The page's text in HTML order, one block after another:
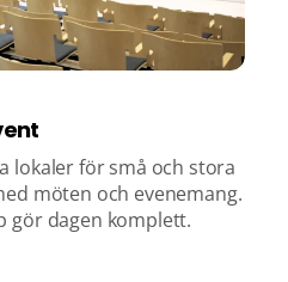
lokaler för små och stora
möten och evenemang.
gör dagen komplett.